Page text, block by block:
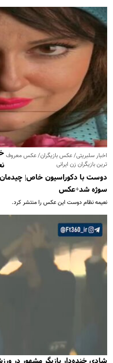
اخبار سلبریتی/ عکس بازیگران/ عکس معروف
ترین بازیگران زن ایرانی
دوست با دکوراسیون خاص|
سوژه شد+عکس
نعیمه نظام دوست این عکس را منتشر کرد.